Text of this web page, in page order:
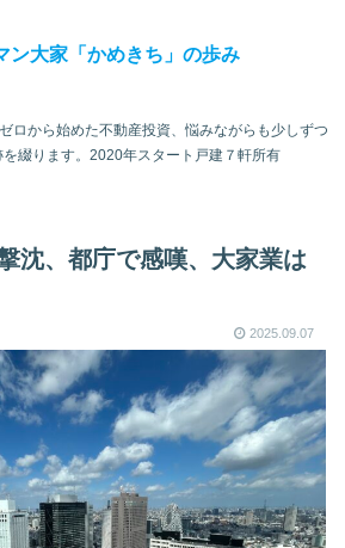
ン大家「かめきち」の歩み
ロから始めた不動産投資、悩みながらも少しずつ
綴ります。2020年スタート戸建７軒所有
沈、都庁で感嘆、大家業は
2025.09.07